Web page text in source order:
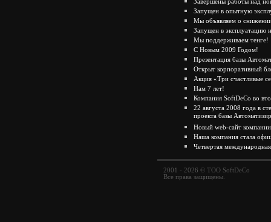
Запущен в опытную
Мы объявляем о
Запущен в эксплуатацию
Мы поддерживаем тенге!
С Новым 2009 Годом!
Презентация базы
Открыт корпоративный
Акция «Три счастливые
Нам 7 лет!
Компания SoftDeCo во
22 августа 2008 года в
проекта базы
Новый web-сайт
Наша компания стала
Четвертая
2001 - 2026 © ТОО SoftDeCo
Все права защищены.